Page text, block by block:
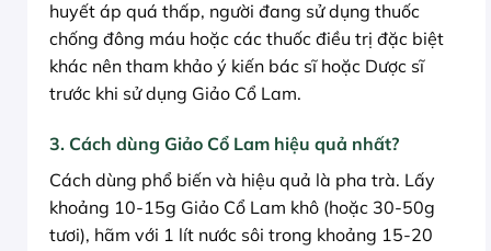
huyết áp quá thấp, người đang sử dụng thuốc
chống đông máu hoặc các thuốc điều trị đặc biệt
khác nên tham khảo ý kiến bác sĩ hoặc Dược sĩ
trước khi sử dụng Giảo Cổ Lam.
3. Cách dùng Giảo Cổ Lam hiệu quả nhất?
Cách dùng phổ biến và hiệu quả là pha trà. Lấy
khoảng 10-15g Giảo Cổ Lam khô (hoặc 30-50g
tươi), hãm với 1 lít nước sôi trong khoảng 15-20